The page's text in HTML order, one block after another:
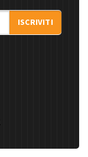
ISCRIVITI